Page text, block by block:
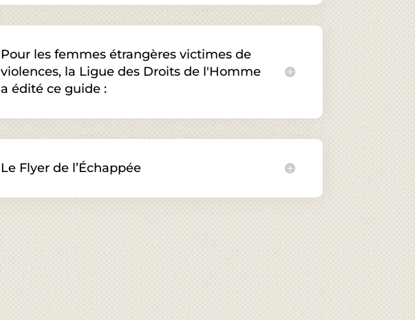
Pour les femmes étrangères victimes de
violences, la Ligue des Droits de l'Homme
a édité ce guide :
Le Flyer de l’Échappée